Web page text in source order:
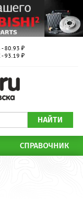
- 80.93 ₽
- 93.19 ₽
НАЙТИ
СПРАВОЧНИК